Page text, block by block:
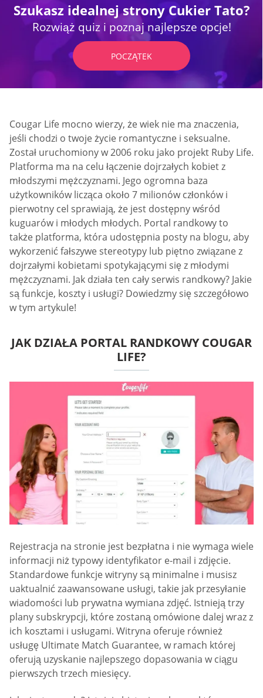
Szukasz idealnej strony Cukier Tato?
Rozwiąż quiz i poznaj najlepsze opcje!
POCZĄTEK
Cougar Life mocno wierzy, że wiek nie ma znaczenia,
jeśli chodzi o twoje życie romantyczne i seksualne.
Został uruchomiony w 2006 roku jako projekt Ruby Life.
Platforma ma na celu łączenie dojrzałych kobiet z
młodszymi mężczyznami. Jego ogromna baza
użytkowników licząca około 7 milionów członków i
pierwotny cel sprawiają, że jest dostępny wśród
kuguarów i młodych młodych. Portal randkowy to
także platforma, która udostępnia posty na blogu, aby
wykorzenić fałszywe stereotypy lub piętno związane z
dojrzałymi kobietami spotykającymi się z młodymi
mężczyznami. Jak działa ten cały serwis randkowy? Jakie
są funkcje, koszty i usługi? Dowiedzmy się szczegółowo
w tym artykule!
JAK DZIAŁA PORTAL RANDKOWY COUGAR
LIFE?
Rejestracja na stronie jest bezpłatna i nie wymaga wiele
informacji niż typowy identyfikator e-mail i zdjęcie.
Standardowe funkcje witryny są minimalne i musisz
uaktualnić zaawansowane usługi, takie jak przesyłanie
wiadomości lub prywatna wymiana zdjęć. Istnieją trzy
plany subskrypcji, które zostaną omówione dalej wraz z
ich kosztami i usługami. Witryna oferuje również
usługę Ultimate Match Guarantee, w ramach której
oferują uzyskanie najlepszego dopasowania w ciągu
pierwszych trzech miesięcy.